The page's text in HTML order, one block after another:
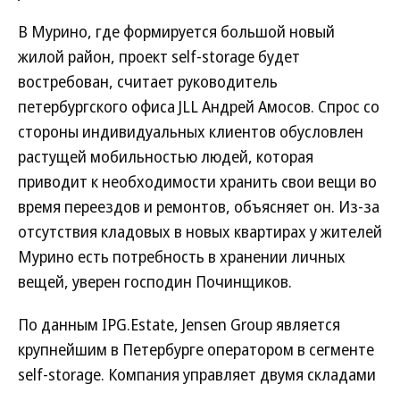
В Мурино, где формируется большой новый
жилой район, проект self-storage будет
востребован, считает руководитель
петербургского офиса JLL Андрей Амосов. Спрос со
стороны индивидуальных клиентов обусловлен
растущей мобильностью людей, которая
приводит к необходимости хранить свои вещи во
время переездов и ремонтов, объясняет он. Из-за
отсутствия кладовых в новых квартирах у жителей
Мурино есть потребность в хранении личных
вещей, уверен господин Починщиков.
По данным IPG.Estate, Jensen Group является
крупнейшим в Петербурге оператором в сегменте
self-storage. Компания управляет двумя складами